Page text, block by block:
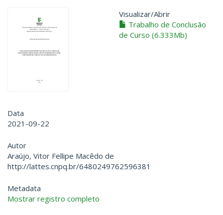
Visualizar/Abrir
Trabalho de Conclusão
de Curso (6.333Mb)
Data
2021-09-22
Autor
Araújo, Vitor Fellipe Macêdo de
http://lattes.cnpq.br/6480249762596381
Metadata
Mostrar registro completo